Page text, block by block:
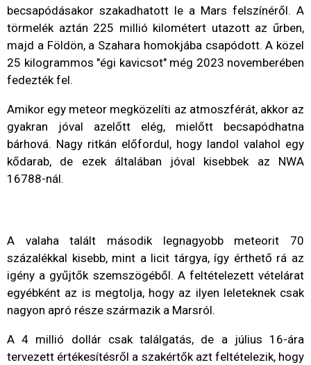
becsapódásakor szakadhatott le a Mars felszínéről. A
törmelék aztán 225 millió kilométert utazott az űrben,
majd a Földön, a Szahara homokjába csapódott. A közel
25 kilogrammos "égi kavicsot" még 2023 novemberében
fedezték fel.
Amikor egy meteor megközelíti az atmoszférát, akkor az
gyakran jóval azelőtt elég, mielőtt becsapódhatna
bárhová. Nagy ritkán előfordul, hogy landol valahol egy
kődarab, de ezek általában jóval kisebbek az NWA
16788-nál.
A valaha talált második legnagyobb meteorit 70
százalékkal kisebb, mint a licit tárgya, így érthető rá az
igény a gyűjtők szemszögéből. A feltételezett vételárat
egyébként az is megtolja, hogy az ilyen leleteknek csak
nagyon apró része származik a Marsról.
A 4 millió dollár csak találgatás, de a július 16-ára
tervezett értékesítésről a szakértők azt feltételezik, hogy